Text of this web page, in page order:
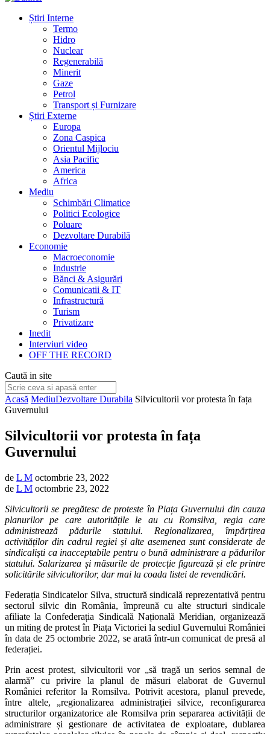
Știri Interne
Termo
Hidro
Nuclear
Regenerabilă
Minerit
Gaze
Petrol
Transport și Furnizare
Știri Externe
Europa
Zona Caspica
Orientul Mijlociu
Asia Pacific
America
Africa
Mediu
Schimbări Climatice
Politici Ecologice
Poluare
Dezvoltare Durabilă
Economie
Macroeconomie
Industrie
Bănci & Asigurări
Comunicatii & IT
Infrastructură
Turism
Privatizare
Inedit
Interviuri video
OFF THE RECORD
Caută in site
Acasă MediuDezvoltare Durabila Silvicultorii vor protesta în fața
Guvernului
Silvicultorii vor protesta în fața
Guvernului
de L M octombrie 23, 2022
de L M octombrie 23, 2022
Silvicultorii se pregătesc de proteste în Piața Guvernului din cauza
planurilor pe care autoritățile le au cu Romsilva, regia care
administrează pădurile statului. Regionalizarea, împărțirea
activităților din cadrul regiei și alte asemenea sunt considerate de
sindicaliști ca inacceptabile pentru o bună administrare a pădurilor
statului. Salarizarea și măsurile de protecție figurează și ele printre
solicitările silvicultorilor, dar mai la coada listei de revendicări.
Federația Sindicatelor Silva, structură sindicală reprezentativă pentru
sectorul silvic din România, împreună cu alte structuri sindicale
afiliate la Confederația Sindicală Națională Meridian, organizează
un miting de protest în Piața Victoriei la sediul Guvernului României
în data de 25 octombrie 2022, se arată într-un comunicat de presă al
federației.
Prin acest protest, silvicultorii vor „să tragă un serios semnal de
alarmă” cu privire la planul de măsuri elaborat de Guvernul
României referitor la Romsilva. Potrivit acestora, planul prevede,
între altele, „regionalizarea administrației silvice, reconfigurarea
structurilor organizatorice ale Romsilva prin separarea activității de
administrare și gestionare de activitatea de exploatare, dublarea